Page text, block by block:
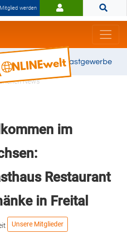
Mitglied werden
stark für das Gastgewerbe
News
im
Restaurant
in Freital
Unsere Mitglieder